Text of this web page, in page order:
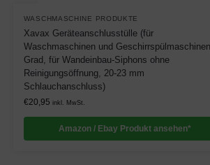
WASCHMASCHINE PRODUKTE
Xavax Geräteanschlusstülle (für
Waschmaschinen und
Grad, für Wandeinbau-Siphons ohne
Reinigungsöffnung, 20-23 mm
Schlauchanschluss)
€20,95 inkl. MwSt.
Amazon / Ebay Produkt ansehen*